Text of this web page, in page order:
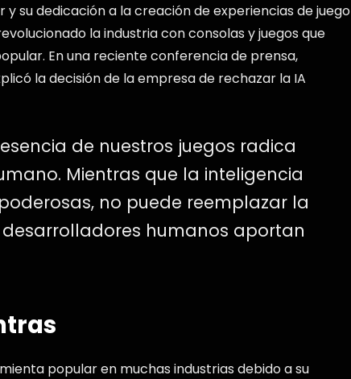
su dedicación a la creación de experiencias de juego
la industria con consolas y juegos que
En una reciente conferencia de prensa,
la decisión de la empresa de rechazar la IA
de nuestros juegos radica
Mientras que la inteligencia
no puede reemplazar la
humanos aportan
popular en muchas industrias debido a su